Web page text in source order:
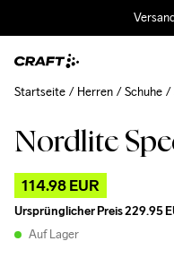
Nordlite
114.98 EUR
Ursprünglicher Preis229.95
Auf Lager
Startseite Herren Schuhe
Outlet